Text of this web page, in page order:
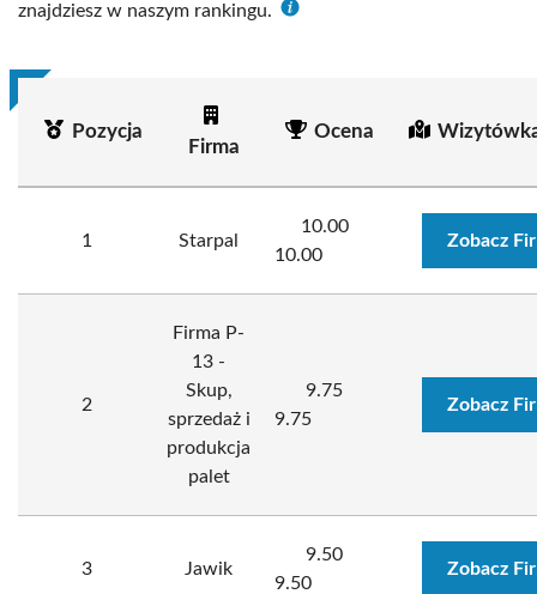
znajdziesz w naszym rankingu.
Pozycja
Firma
Ocena
1 Starpal
10.00
10.00
Zobacz
2
Firma P-
13 -
Skup,
sprzedaż i
produkcja
palet
9.75
9.75
Zobacz
3 Jawik
9.50
9.50
Zobacz